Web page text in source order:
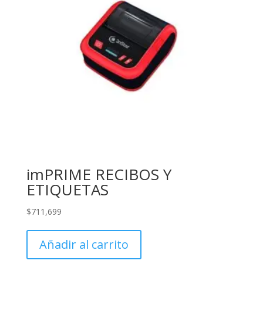
imPRIME RECIBOS Y
ETIQUETAS
$711,699
Añadir al carrito